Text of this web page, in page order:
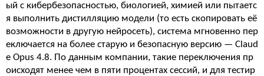
ый с кибербезопасностью, биологией, химией или пытаетс
я выполнить дистилляцию модели (то есть скопировать её
возможности в другую нейросеть), система мгновенно пер
еключается на более старую и безопасную версию — Claud
e Opus 4.8. По данным компании, такие переключения пр
оисходят менее чем в пяти процентах сессий, и для тестир